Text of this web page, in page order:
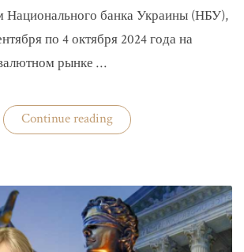
Национального банка Украины (НБУ),
по 4 октября 2024 года на
рынке …
Continue reading«Нацбанк
четвертую
покупает»